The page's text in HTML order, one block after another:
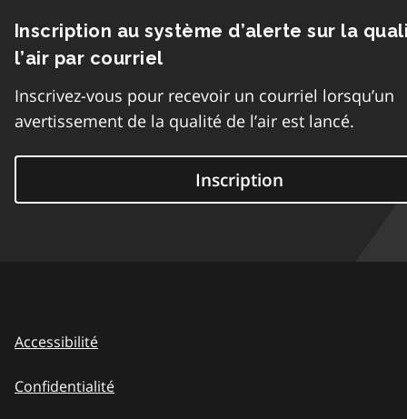
Inscription au système d’alerte sur la
l’air par courriel
Inscrivez-vous pour recevoir un courriel lorsqu’un
avertissement de la qualité de l’air est lancé.
Inscription
Accessibilité
Confidentialité